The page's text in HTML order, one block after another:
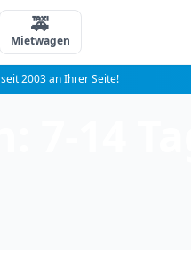
🚕
Mietwagen
seit 2003 an Ihrer Seite!